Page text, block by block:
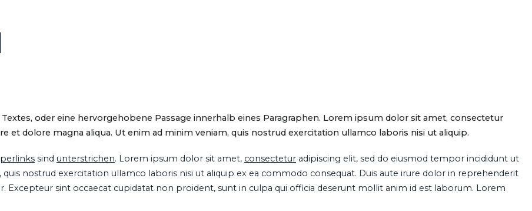
oder eine hervorgehobene Passage innerhalb eines Paragraphen. Lorem ipsum dolor sit amet, consectetur
et dolore magna aliqua. Ut enim ad minim veniam, quis nostrud exercitation ullamco laboris nisi ut aliquip.
sind unterstrichen. Lorem ipsum dolor sit amet, consectetur adipiscing elit, sed do eiusmod tempor incididunt ut
nostrud exercitation ullamco laboris nisi ut aliquip ex ea commodo consequat. Duis aute irure dolor in reprehenderit
Excepteur sint occaecat cupidatat non proident, sunt in culpa qui officia deserunt mollit anim id est laborum. Lorem